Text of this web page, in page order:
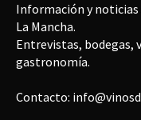
Información y noticias
La Mancha.
Entrevistas,
gastronomía.
Contacto: